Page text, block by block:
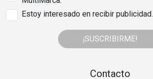
Estoy interesado en recibir publicidad.
¡SUSCRIBIRME!
Contacto